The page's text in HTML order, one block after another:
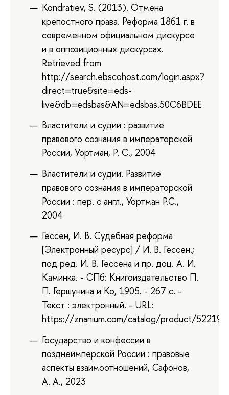
Kondratiev, S. (2013). Отмена
крепостного права. Реформа 1861 г. в
современном официальном дискурсе
и в оппозиционных дискурсах.
Retrieved from
http://search.ebscohost.com/login.aspx?
direct=true&site=eds-
live&db=edsbas&AN=edsbas.50C6BDEE
Властители и судии : развитие
правового сознания в императорской
России, Уортман, Р. С., 2004
Властители и судии. Развитие
правового сознания в императорской
России : пер. с англ., Уортман Р.С.,
2004
Гессен, И. В. Судебная реформа
[Электронный ресурс] / И. В. Гессен.;
под ред. И. В. Гессена и пр. доц. А. И.
Каминка. - СПб: Книгоиздательство П.
П. Гершунина и Ко, 1905. - 267 с. -
Текст : электронный. - URL:
https://znanium.com/catalog/product/522195
Государство и конфессии в
позднеимперской России : правовые
аспекты взаимоотношений, Сафонов,
А. А., 2023